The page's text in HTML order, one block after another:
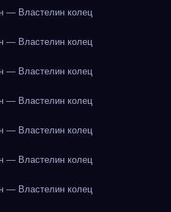
— Властелин колец
— Властелин колец
— Властелин колец
— Властелин колец
— Властелин колец
— Властелин колец
— Властелин колец